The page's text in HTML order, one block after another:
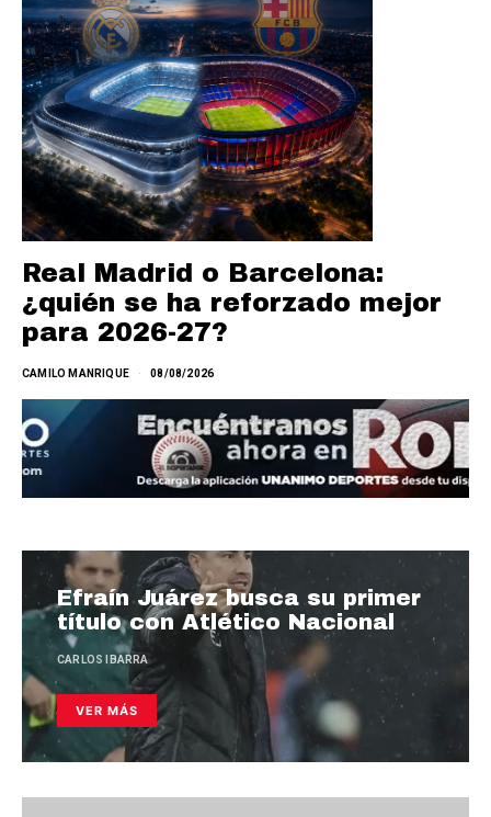
Real Madrid o Barcelona:
¿quién se ha reforzado mejor
para 2026-27?
CAMILO MANRIQUE 08/08/2026
Efraín Juárez busca su primer
título con Atlético Nacional
CARLOS IBARRA
VER MÁS